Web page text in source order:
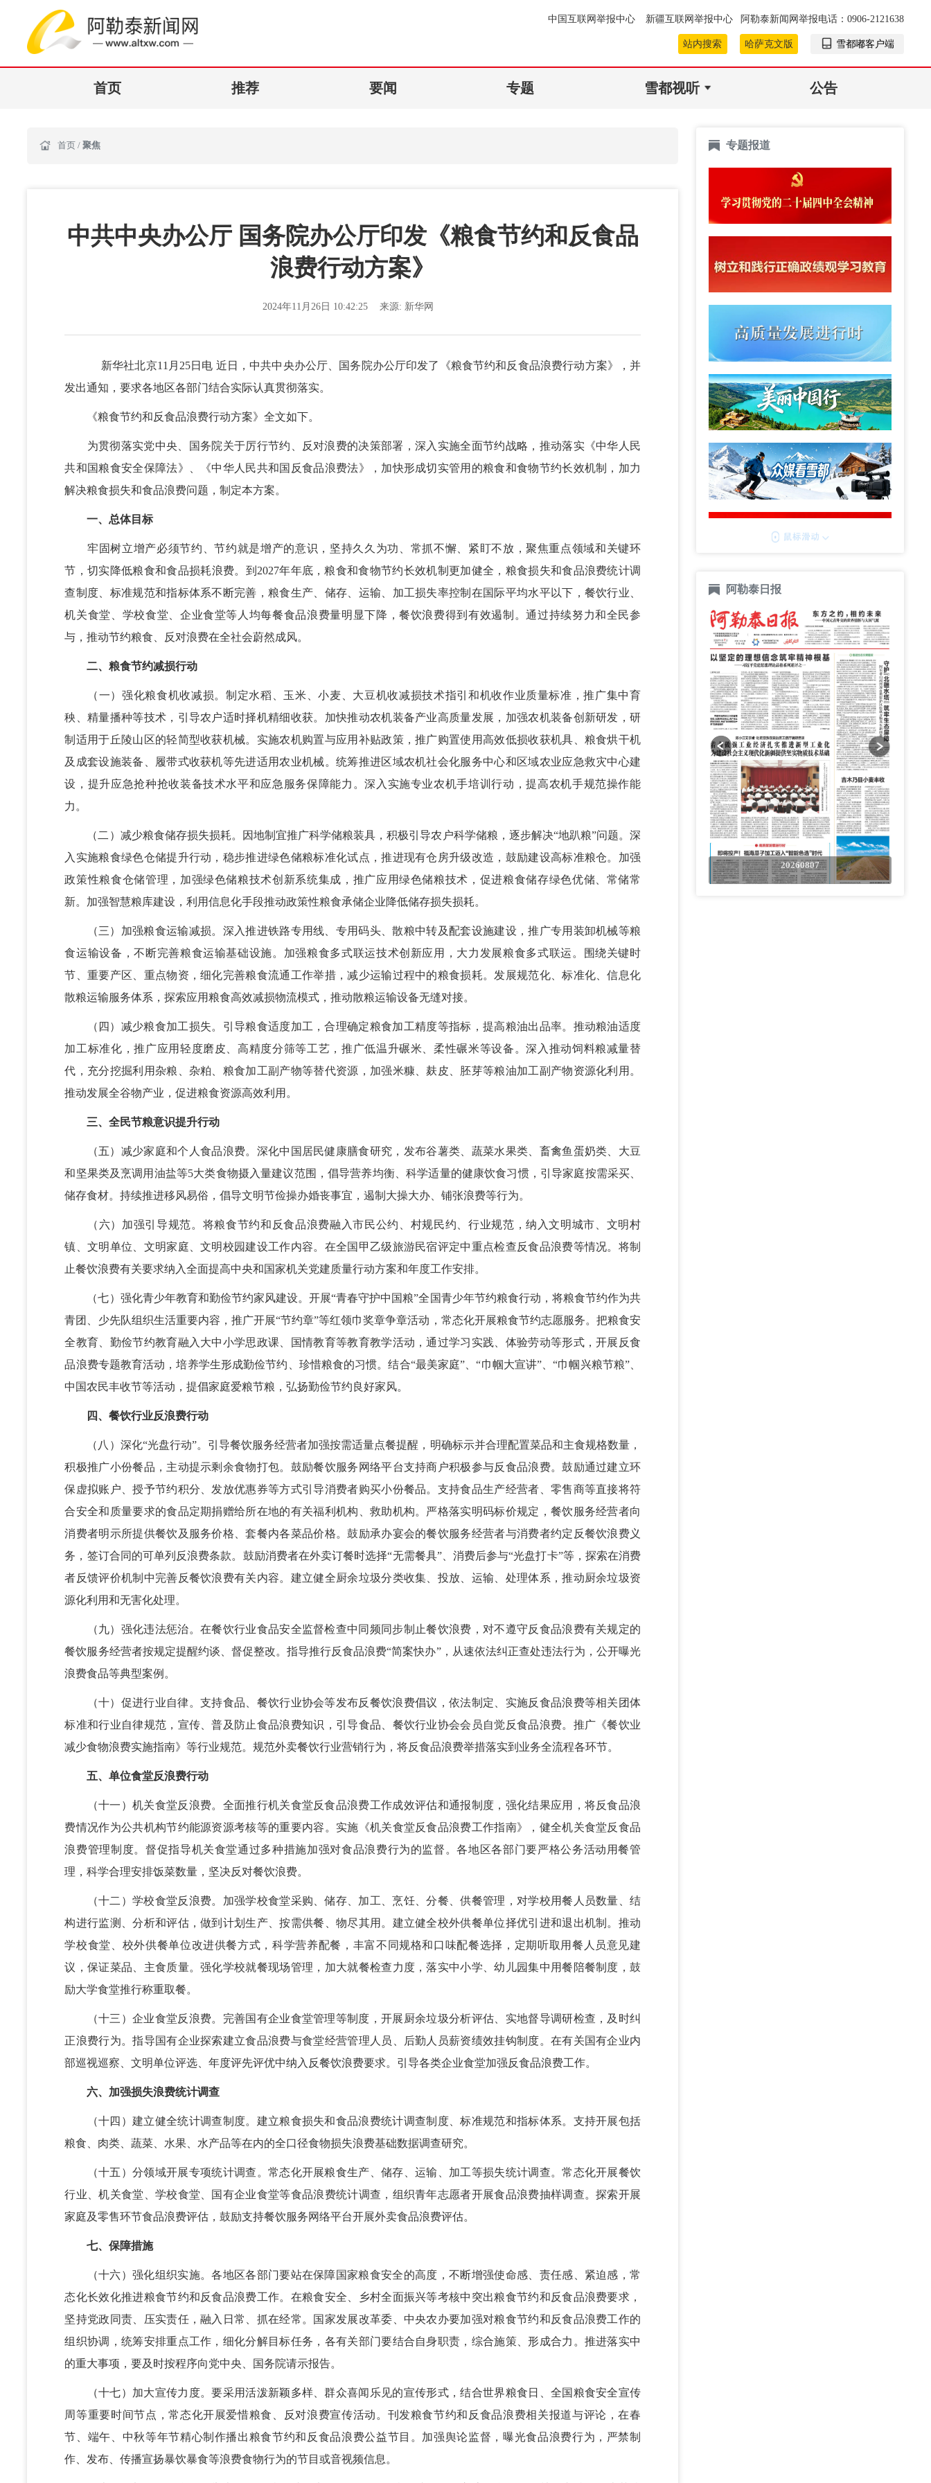
中国互联网举报中心 新疆互联网举报中心 阿勒泰新闻网举报电话：0906-2121638
站内搜索 哈萨克文版 雪都嘟客户端
首页 推荐 要闻 专题 雪都视听 公告
首页 / 聚焦
中共中央办公厅 国务院办公厅印发《粮食节约和反食品
浪费行动方案》
2024年11月26日 10:42:25 来源: 新华网
新华社北京11月25日电 近日，中共中央办公厅、国务院办公厅印发了《粮食节约和反食品浪费行动方案》，并
发出通知，要求各地区各部门结合实际认真贯彻落实。
《粮食节约和反食品浪费行动方案》全文如下。
为贯彻落实党中央、国务院关于厉行节约、反对浪费的决策部署，深入实施全面节约战略，推动落实《中华人民
共和国粮食安全保障法》、《中华人民共和国反食品浪费法》，加快形成切实管用的粮食和食物节约长效机制，加力
解决粮食损失和食品浪费问题，制定本方案。
一、总体目标
牢固树立增产必须节约、节约就是增产的意识，坚持久久为功、常抓不懈、紧盯不放，聚焦重点领域和关键环
节，切实降低粮食和食品损耗浪费。到2027年年底，粮食和食物节约长效机制更加健全，粮食损失和食品浪费统计调
查制度、标准规范和指标体系不断完善，粮食生产、储存、运输、加工损失率控制在国际平均水平以下，餐饮行业、
机关食堂、学校食堂、企业食堂等人均每餐食品浪费量明显下降，餐饮浪费得到有效遏制。通过持续努力和全民参
与，推动节约粮食、反对浪费在全社会蔚然成风。
二、粮食节约减损行动
（一）强化粮食机收减损。制定水稻、玉米、小麦、大豆机收减损技术指引和机收作业质量标准，推广集中育
秧、精量播种等技术，引导农户适时择机精细收获。加快推动农机装备产业高质量发展，加强农机装备创新研发，研
制适用于丘陵山区的轻简型收获机械。实施农机购置与应用补贴政策，推广购置使用高效低损收获机具、粮食烘干机
及成套设施装备、履带式收获机等先进适用农业机械。统筹推进区域农机社会化服务中心和区域农业应急救灾中心建
设，提升应急抢种抢收装备技术水平和应急服务保障能力。深入实施专业农机手培训行动，提高农机手规范操作能
力。
（二）减少粮食储存损失损耗。因地制宜推广科学储粮装具，积极引导农户科学储粮，逐步解决“地趴粮”问题。深
入实施粮食绿色仓储提升行动，稳步推进绿色储粮标准化试点，推进现有仓房升级改造，鼓励建设高标准粮仓。加强
政策性粮食仓储管理，加强绿色储粮技术创新系统集成，推广应用绿色储粮技术，促进粮食储存绿色优储、常储常
新。加强智慧粮库建设，利用信息化手段推动政策性粮食承储企业降低储存损失损耗。
（三）加强粮食运输减损。深入推进铁路专用线、专用码头、散粮中转及配套设施建设，推广专用装卸机械等粮
食运输设备，不断完善粮食运输基础设施。加强粮食多式联运技术创新应用，大力发展粮食多式联运。围绕关键时
节、重要产区、重点物资，细化完善粮食流通工作举措，减少运输过程中的粮食损耗。发展规范化、标准化、信息化
散粮运输服务体系，探索应用粮食高效减损物流模式，推动散粮运输设备无缝对接。
（四）减少粮食加工损失。引导粮食适度加工，合理确定粮食加工精度等指标，提高粮油出品率。推动粮油适度
加工标准化，推广应用轻度磨皮、高精度分筛等工艺，推广低温升碾米、柔性碾米等设备。深入推动饲料粮减量替
代，充分挖掘利用杂粮、杂粕、粮食加工副产物等替代资源，加强米糠、麸皮、胚芽等粮油加工副产物资源化利用。
推动发展全谷物产业，促进粮食资源高效利用。
三、全民节粮意识提升行动
（五）减少家庭和个人食品浪费。深化中国居民健康膳食研究，发布谷薯类、蔬菜水果类、畜禽鱼蛋奶类、大豆
和坚果类及烹调用油盐等5大类食物摄入量建议范围，倡导营养均衡、科学适量的健康饮食习惯，引导家庭按需采买、
储存食材。持续推进移风易俗，倡导文明节俭操办婚丧事宜，遏制大操大办、铺张浪费等行为。
（六）加强引导规范。将粮食节约和反食品浪费融入市民公约、村规民约、行业规范，纳入文明城市、文明村
镇、文明单位、文明家庭、文明校园建设工作内容。在全国甲乙级旅游民宿评定中重点检查反食品浪费等情况。将制
止餐饮浪费有关要求纳入全面提高中央和国家机关党建质量行动方案和年度工作安排。
（七）强化青少年教育和勤俭节约家风建设。开展“青春守护中国粮”全国青少年节约粮食行动，将粮食节约作为共
青团、少先队组织生活重要内容，推广开展“节约章”等红领巾奖章争章活动，常态化开展粮食节约志愿服务。把粮食安
全教育、勤俭节约教育融入大中小学思政课、国情教育等教育教学活动，通过学习实践、体验劳动等形式，开展反食
品浪费专题教育活动，培养学生形成勤俭节约、珍惜粮食的习惯。结合“最美家庭”、“巾帼大宣讲”、“巾帼兴粮节粮”、
中国农民丰收节等活动，提倡家庭爱粮节粮，弘扬勤俭节约良好家风。
四、餐饮行业反浪费行动
（八）深化“光盘行动”。引导餐饮服务经营者加强按需适量点餐提醒，明确标示并合理配置菜品和主食规格数量，
积极推广小份餐品，主动提示剩余食物打包。鼓励餐饮服务网络平台支持商户积极参与反食品浪费。鼓励通过建立环
保虚拟账户、授予节约积分、发放优惠券等方式引导消费者购买小份餐品。支持食品生产经营者、零售商等直接将符
合安全和质量要求的食品定期捐赠给所在地的有关福利机构、救助机构。严格落实明码标价规定，餐饮服务经营者向
消费者明示所提供餐饮及服务价格、套餐内各菜品价格。鼓励承办宴会的餐饮服务经营者与消费者约定反餐饮浪费义
务，签订合同的可单列反浪费条款。鼓励消费者在外卖订餐时选择“无需餐具”、消费后参与“光盘打卡”等，探索在消费
者反馈评价机制中完善反餐饮浪费有关内容。建立健全厨余垃圾分类收集、投放、运输、处理体系，推动厨余垃圾资
源化利用和无害化处理。
（九）强化违法惩治。在餐饮行业食品安全监督检查中同频同步制止餐饮浪费，对不遵守反食品浪费有关规定的
餐饮服务经营者按规定提醒约谈、督促整改。指导推行反食品浪费“简案快办”，从速依法纠正查处违法行为，公开曝光
浪费食品等典型案例。
（十）促进行业自律。支持食品、餐饮行业协会等发布反餐饮浪费倡议，依法制定、实施反食品浪费等相关团体
标准和行业自律规范，宣传、普及防止食品浪费知识，引导食品、餐饮行业协会会员自觉反食品浪费。推广《餐饮业
减少食物浪费实施指南》等行业规范。规范外卖餐饮行业营销行为，将反食品浪费举措落实到业务全流程各环节。
五、单位食堂反浪费行动
（十一）机关食堂反浪费。全面推行机关食堂反食品浪费工作成效评估和通报制度，强化结果应用，将反食品浪
费情况作为公共机构节约能源资源考核等的重要内容。实施《机关食堂反食品浪费工作指南》，健全机关食堂反食品
浪费管理制度。督促指导机关食堂通过多种措施加强对食品浪费行为的监督。各地区各部门要严格公务活动用餐管
理，科学合理安排饭菜数量，坚决反对餐饮浪费。
（十二）学校食堂反浪费。加强学校食堂采购、储存、加工、烹饪、分餐、供餐管理，对学校用餐人员数量、结
构进行监测、分析和评估，做到计划生产、按需供餐、物尽其用。建立健全校外供餐单位择优引进和退出机制。推动
学校食堂、校外供餐单位改进供餐方式，科学营养配餐，丰富不同规格和口味配餐选择，定期听取用餐人员意见建
议，保证菜品、主食质量。强化学校就餐现场管理，加大就餐检查力度，落实中小学、幼儿园集中用餐陪餐制度，鼓
励大学食堂推行称重取餐。
（十三）企业食堂反浪费。完善国有企业食堂管理等制度，开展厨余垃圾分析评估、实地督导调研检查，及时纠
正浪费行为。指导国有企业探索建立食品浪费与食堂经营管理人员、后勤人员薪资绩效挂钩制度。在有关国有企业内
部巡视巡察、文明单位评选、年度评先评优中纳入反餐饮浪费要求。引导各类企业食堂加强反食品浪费工作。
六、加强损失浪费统计调查
（十四）建立健全统计调查制度。建立粮食损失和食品浪费统计调查制度、标准规范和指标体系。支持开展包括
粮食、肉类、蔬菜、水果、水产品等在内的全口径食物损失浪费基础数据调查研究。
（十五）分领域开展专项统计调查。常态化开展粮食生产、储存、运输、加工等损失统计调查。常态化开展餐饮
行业、机关食堂、学校食堂、国有企业食堂等食品浪费统计调查，组织青年志愿者开展食品浪费抽样调查。探索开展
家庭及零售环节食品浪费评估，鼓励支持餐饮服务网络平台开展外卖食品浪费评估。
七、保障措施
（十六）强化组织实施。各地区各部门要站在保障国家粮食安全的高度，不断增强使命感、责任感、紧迫感，常
态化长效化推进粮食节约和反食品浪费工作。在粮食安全、乡村全面振兴等考核中突出粮食节约和反食品浪费要求，
坚持党政同责、压实责任，融入日常、抓在经常。国家发展改革委、中央农办要加强对粮食节约和反食品浪费工作的
组织协调，统筹安排重点工作，细化分解目标任务，各有关部门要结合自身职责，综合施策、形成合力。推进落实中
的重大事项，要及时按程序向党中央、国务院请示报告。
（十七）加大宣传力度。要采用活泼新颖多样、群众喜闻乐见的宣传形式，结合世界粮食日、全国粮食安全宣传
周等重要时间节点，常态化开展爱惜粮食、反对浪费宣传活动。刊发粮食节约和反食品浪费相关报道与评论，在春
节、端午、中秋等年节精心制作播出粮食节约和反食品浪费公益节目。加强舆论监督，曝光食品浪费行为，严禁制
作、发布、传播宣扬暴饮暴食等浪费食物行为的节目或音视频信息。
专题报道
阿勒泰日报
20260807 20260807